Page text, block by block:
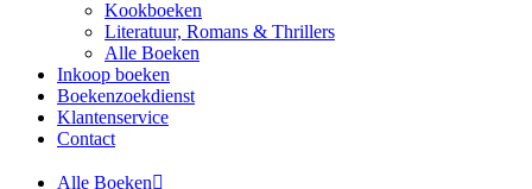
Kookboeken
Literatuur, Romans & Thrillers
Alle Boeken
Inkoop boeken
Boekenzoekdienst
Klantenservice
Contact
Alle Boeken